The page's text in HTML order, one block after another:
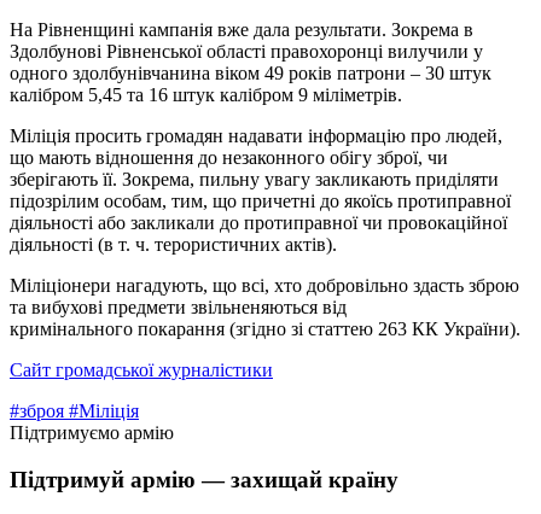
На Рівненщині кампанія вже дала результати. Зокрема в
Здолбунові Рівненської області правохоронці вилучили у
одного здолбунівчанина віком 49 років патрони – 30 штук
калібром 5,45 та 16 штук калібром 9 міліметрів.
Міліція просить громадян надавати інформацію про людей,
що мають відношення до незаконного обігу зброї, чи
зберігають її. Зокрема, пильну увагу закликають приділяти
підозрілим особам, тим, що причетні до якоїсь протиправної
діяльності або закликали до протиправної чи провокаційної
діяльності (в т. ч. терористичних актів).
Міліціонери нагадують, що всі, хто добровільно здасть зброю
та вибухові предмети звільненяються від
кримінального покарання (згідно зі статтею 263 КК України).
Сайт громадської журналістики
#зброя #Міліція
Підтримуємо армію
Підтримуй армію — захищай країну